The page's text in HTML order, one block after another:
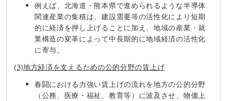
例えば、北海道・熊本県で進められるような半導体
関連産業の集積は、建設需要等の活性化により短期
的に経済を押し上げることに加え、地域の産業・就
業構造の変革によって中長期的に地域経済の活性化
に寄与。
(3)地方経済を支えるための公的分野の賃上げ
春闘における力強い賃上げの流れを地方の公的分野
（公務、医療・福祉、教育等）に波及させ、物価上